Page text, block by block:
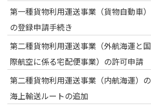
第一種貨物利用運送事業（貨物自動車）
の登録申請手続き
第二種貨物利用運送事業（外航海運と国
際航空に係る宅配便事業）の許可申請
第二種貨物利用運送事業（内航海運）の
海上輸送ルートの追加